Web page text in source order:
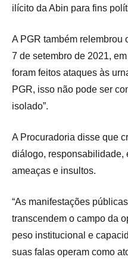
ilícito da Abin para fins
A PGR também relembrou
7 de setembro de 2021,
foram feitos ataques às
PGR, isso não pode ser
isolado”.
A Procuradoria disse que
diálogo, responsabilidade,
ameaças e insultos.
“As manifestações
transcendem o campo da
peso institucional e
suas falas operam como